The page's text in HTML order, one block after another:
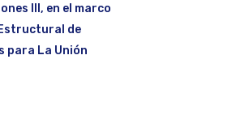
III, en el marco
de
para La Unión